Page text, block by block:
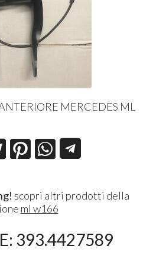
MERCEDES ML
scopri altri prodotti della
ml w166
393.4427589